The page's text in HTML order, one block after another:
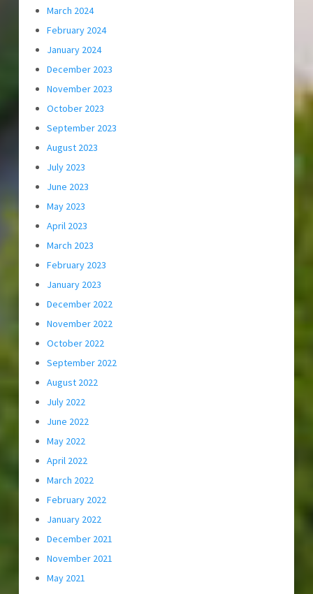
March 2024
February 2024
January 2024
December 2023
November 2023
October 2023
September 2023
August 2023
July 2023
June 2023
May 2023
April 2023
March 2023
February 2023
January 2023
December 2022
November 2022
October 2022
September 2022
August 2022
July 2022
June 2022
May 2022
April 2022
March 2022
February 2022
January 2022
December 2021
November 2021
May 2021